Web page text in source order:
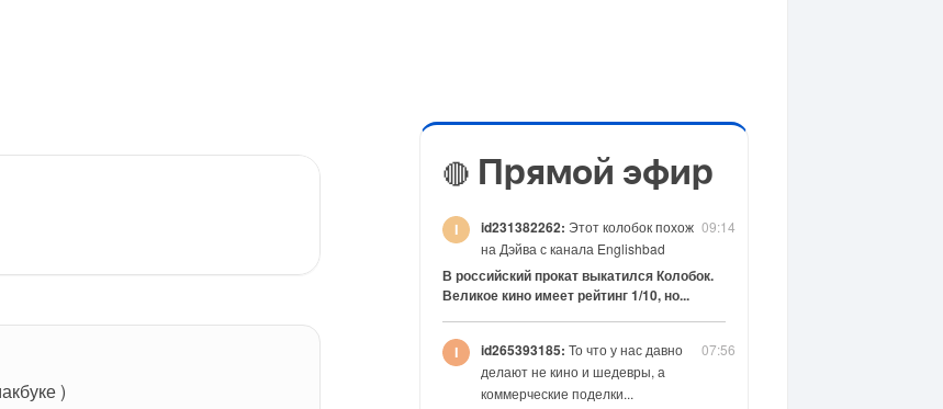
)
🔴 Прямой эфир
09:14
id231382262: Этот колобок похож
на Дэйва с канала Englishbad
В российский прокат выкатился Колобок.
Великое кино имеет рейтинг 1/10, но...
07:56
id265393185: То что у нас давно
делают не кино и шедевры, а
коммерческие поделки...